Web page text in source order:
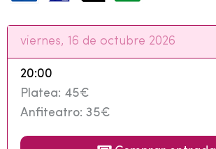
viernes, 16 de octubre 2026
20:00
Platea: 45€
Anfiteatro: 35€